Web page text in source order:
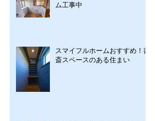
ム工事中
スマイフルホームおすすめ！書
斎スペースのある住まい